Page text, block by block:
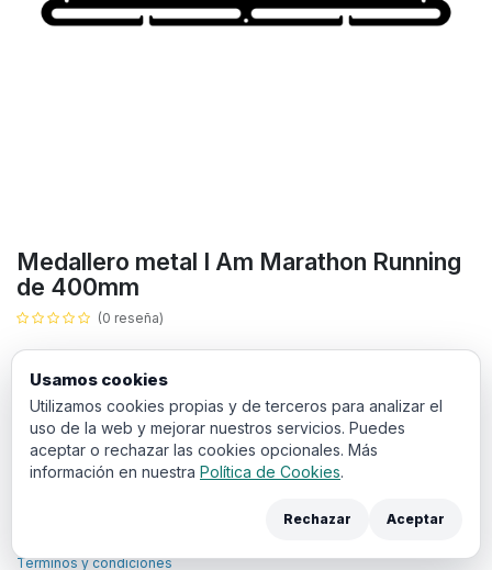
Medallero metal I Am Marathon Running
de 400mm
(0 reseña)
14,05 IVA incluido
Añadir a la cesta
Atletismo
Términos y condiciones
Usamos cookies
Utilizamos cookies propias y de terceros para analizar el
uso de la web y mejorar nuestros servicios. Puedes
aceptar o rechazar las cookies opcionales. Más
información en nuestra Política de Cookies.
Rechazar Aceptar